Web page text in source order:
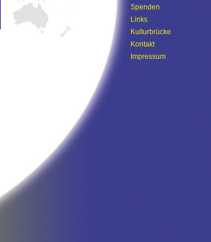
Spenden
Links
Kulturbrücke
Kontakt
Impressum